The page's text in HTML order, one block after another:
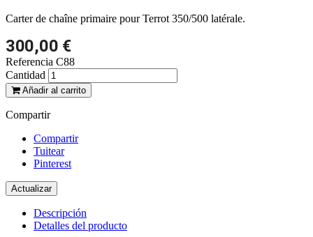
Carter de chaîne primaire pour Terrot 350/500 latérale.
300,00 €
Referencia C88
Cantidad
Añadir al carrito
Compartir
Compartir
Tuitear
Pinterest
Descripción
Detalles del producto